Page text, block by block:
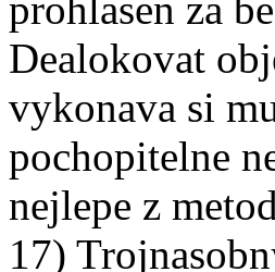
Dealokovat
vykonava si
pochopitelne
nejlepe z
17)